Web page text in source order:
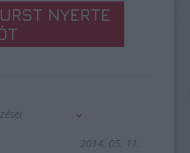
NYERTE
2014. 05. 11.